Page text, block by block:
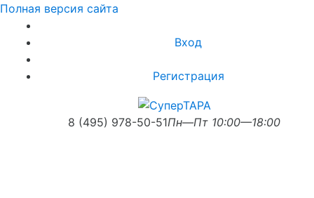
Полная версия сайта
Вход
Регистрация
8 (495) 978-50-51Пн—Пт 10:00—18:00